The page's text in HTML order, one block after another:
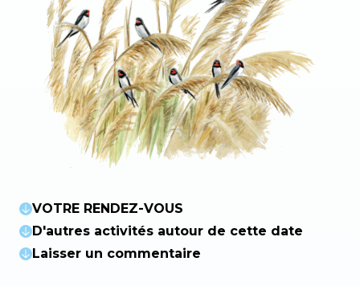
VOTRE RENDEZ-VOUS
D'autres activités autour de cette date
Laisser un commentaire